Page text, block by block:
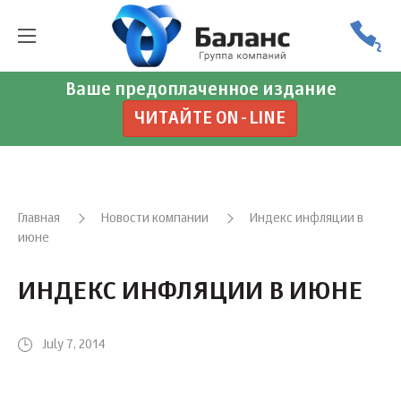
Ваше предоплаченное издание
ЧИТАЙТЕ ON-LINE
Главная Новости компании
Индекс инфляции в
июне
ИНДЕКС ИНФЛЯЦИИ В ИЮНЕ
July 7, 2014